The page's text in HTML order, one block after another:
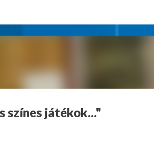
színes játékok..."